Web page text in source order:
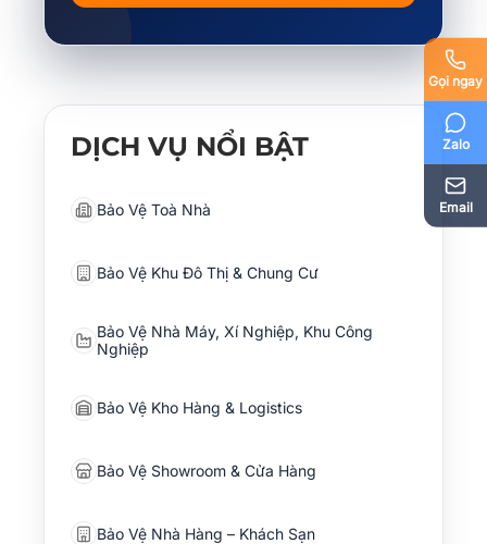
Gọi ngay
Zalo
Email
DỊCH VỤ NỔI BẬT
Bảo Vệ Toà Nhà
Bảo Vệ Khu Đô Thị & Chung Cư
Bảo Vệ Nhà Máy, Xí Nghiệp, Khu Công
Nghiệp
Bảo Vệ Kho Hàng & Logistics
Bảo Vệ Showroom & Cửa Hàng
Bảo Vệ Nhà Hàng – Khách Sạn